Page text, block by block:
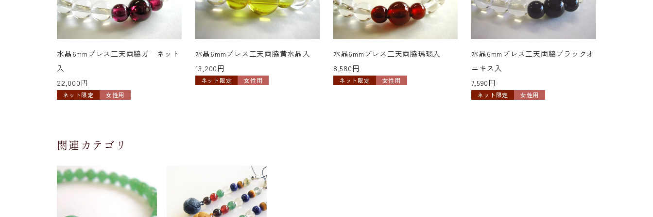
水晶6mmブレス三天両脇ガーネット
入
22,000円
ネット限定 女性用
水晶6mmブレス三天両脇黄水晶入
13,200円
ネット限定 女性用
水晶6mmブレス三天両脇瑪瑙入
8,580円
ネット限定 女性用
水晶6mmブレス三天両脇ブラックオ
ニキス入
7,590円
ネット限定 女性用
関連カテゴリ